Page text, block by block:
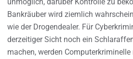
Bankräuber wird ziemlich
wie der Drogendealer. Für
derzeitiger Sicht noch ein
machen, werden